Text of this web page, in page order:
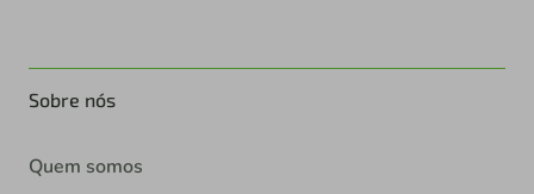
Sobre nós
Quem somos